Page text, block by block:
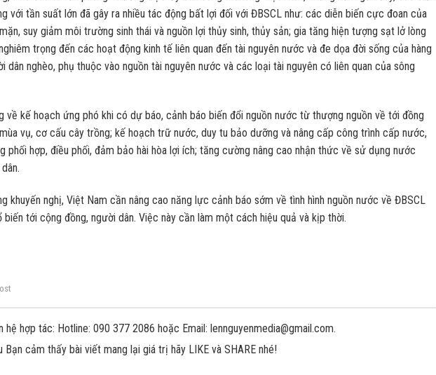
với tần suất lớn đã gây ra nhiều tác động bất lợi đối với ĐBSCL như: các diễn biến cực đoan của
suy giảm môi trường sinh thái và nguồn lợi thủy sinh, thủy sản; gia tăng hiện tượng sạt lở lòng
trọng đến các hoạt động kinh tế liên quan đến tài nguyên nước và đe dọa đời sống của hàng
dân nghèo, phụ thuộc vào nguồn tài nguyên nước và các loại tài nguyên có liên quan của sông
về kế hoạch ứng phó khi có dự báo, cảnh báo biến đổi nguồn nước từ thượng nguồn về tới đồng
vụ, cơ cấu cây trồng; kế hoạch trữ nước, duy tu bảo dưỡng và nâng cấp công trình cấp nước,
phối hợp, điều phối, đảm bảo hài hòa lợi ích; tăng cường nâng cao nhận thức về sử dụng nước
khuyến nghị, Việt Nam cần nâng cao năng lực cảnh báo sớm về tình hình nguồn nước về ĐBSCL
tới cộng đồng, người dân. Việc này cần làm một cách hiệu quả và kịp thời.
hệ hợp tác: Hotline: 090 377 2086 hoặc Email: lennguyenmedia@gmail.com.
Bạn cảm thấy bài viết mang lại giá trị hãy LIKE và SHARE nhé!